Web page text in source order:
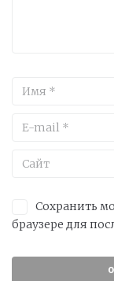
Сохранить
браузере для